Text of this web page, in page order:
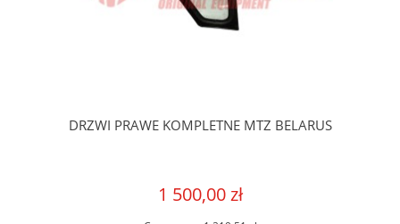
DRZWI PRAWE KOMPLETNE MTZ BELARUS
1 500,00 zł